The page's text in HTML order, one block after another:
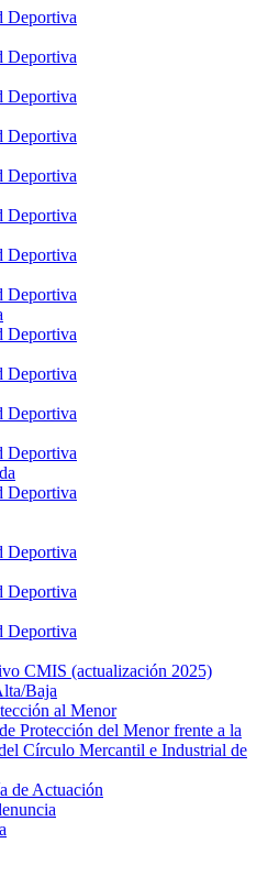
Deportiva
Deportiva
Deportiva
Deportiva
Deportiva
Deportiva
Deportiva
Deportiva
Deportiva
Deportiva
Deportiva
Deportiva
Deportiva
Deportiva
Deportiva
Deportiva
CMIS (actualización 2025)
Baja
al Menor
Protección del Menor frente a la
Círculo Mercantil e Industrial de
de Actuación